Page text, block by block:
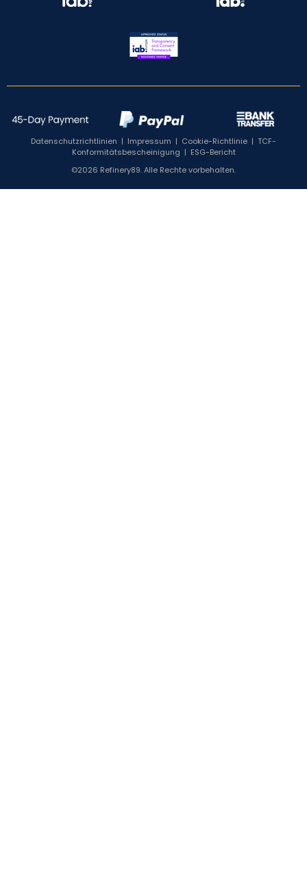
Datenschutzrichtlinien | Impressum | Cookie-Richtlinie | TCF-
Konformitätsbescheinigung | ESG-Bericht
©2026 Refinery89. Alle Rechte vorbehalten.